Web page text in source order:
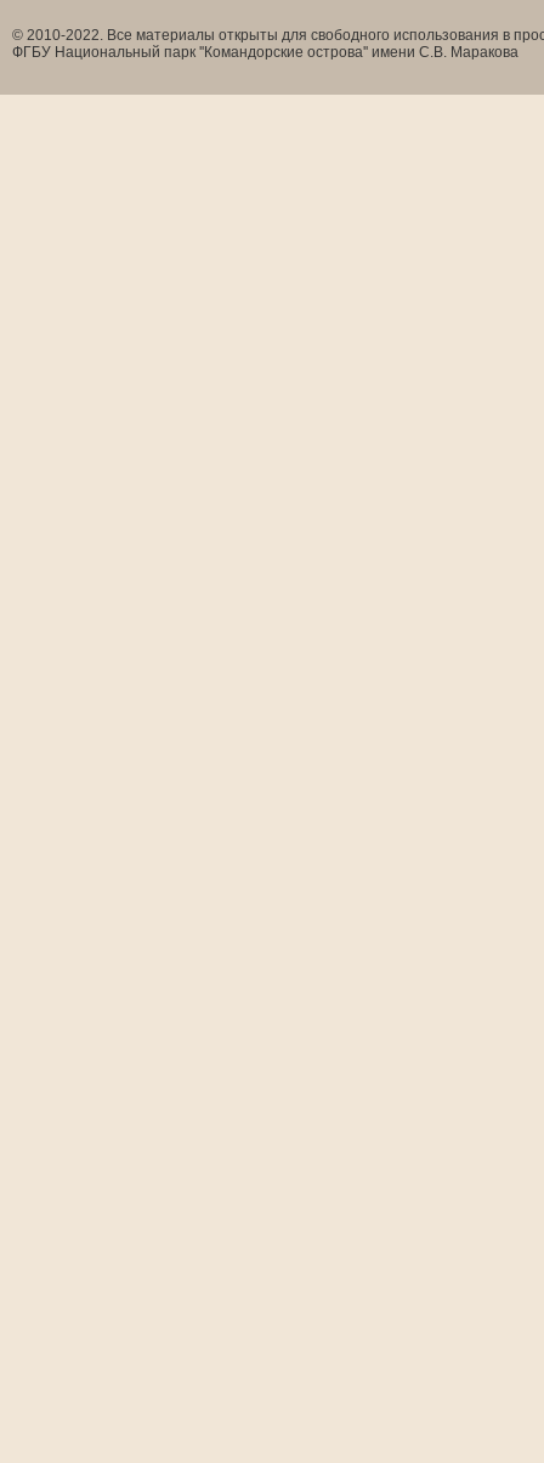
© 2010-2022. Все материалы открыты для свободного использования в
ФГБУ Национальный парк ''Командорские острова'' имени С.В. Маракова